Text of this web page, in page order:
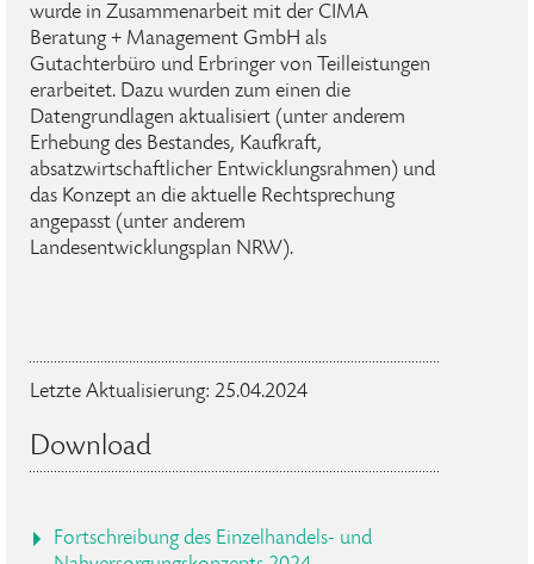
wurde in Zusammenarbeit mit der CIMA
Beratung + Management GmbH als
Gutachterbüro und Erbringer von Teilleistungen
erarbeitet. Dazu wurden zum einen die
Datengrundlagen aktualisiert (unter anderem
Erhebung des Bestandes, Kaufkraft,
absatzwirtschaftlicher Entwicklungsrahmen) und
das Konzept an die aktuelle Rechtsprechung
angepasst (unter anderem
Landesentwicklungsplan NRW).
Letzte Aktualisierung: 25.04.2024
Download
Fortschreibung des Einzelhandels- und